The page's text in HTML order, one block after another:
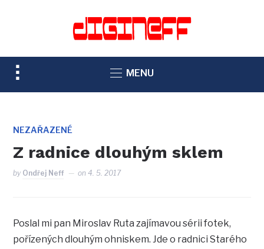
TOGGLE
SIDEBAR
NAVIGATION
MENU
NEZAŘAZENÉ
Z radnice dlouhým sklem
by Ondřej Neff on4. 5. 2017
Poslal mi pan Miroslav Ruta zajímavou sérii fotek,
pořízených dlouhým ohniskem. Jde o radnici Starého